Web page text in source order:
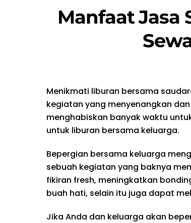
Manfaat Jasa
Menikmati liburan bersama
kegiatan yang menyenangkan
menghabiskan banyak waktu
untuk liburan bersama keluarga.
Bepergian bersama keluarga
sebuah kegiatan yang baknya
fikiran fresh, meningkatkan
buah hati, selain itu juga dapat
Jika Anda dan keluarga akan